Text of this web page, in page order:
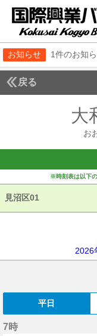
お知らせ 1件のお知
戻る
大
お
※時刻表は以下
見沼区01
2026
平日
7時